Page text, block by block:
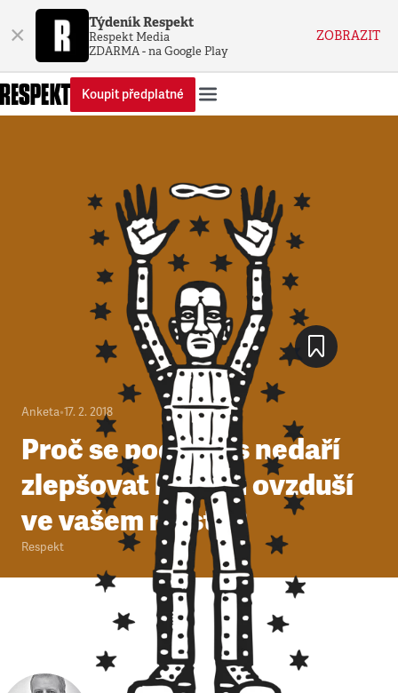
× Týdeník Respekt
Respekt Media
ZDARMA - na Google Play
ZOBRAZIT
Koupit předplatné
Anketa•17. 2. 2018
Proč se podle vás nedaří
zlepšovat kvalitu ovzduší
ve vašem městě?
Respekt